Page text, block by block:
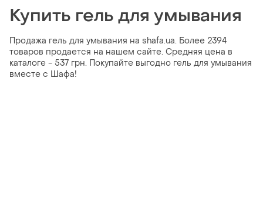
Купить гель для умывания
Продажа гель для умывания на shafa.ua. Более 2394
товаров продается на нашем сайте. Средняя цена в
каталоге - 537 грн. Покупайте выгодно гель для умывания
вместе с Шафа!